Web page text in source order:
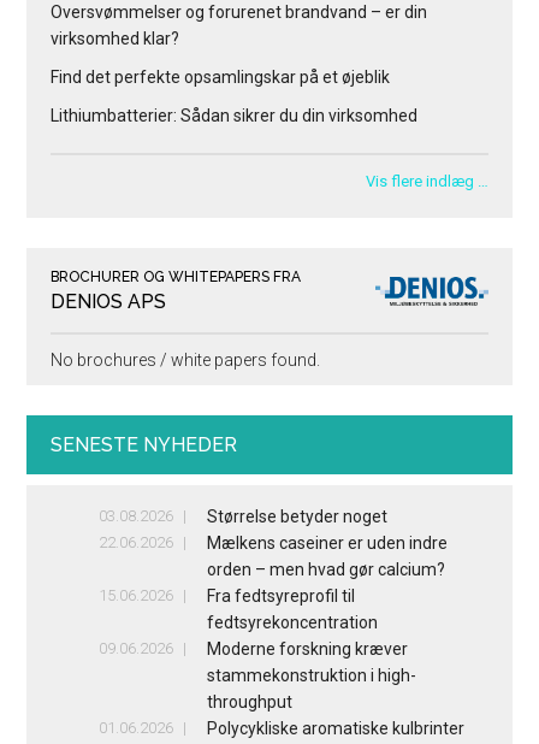
Oversvømmelser og forurenet brandvand – er din
virksomhed klar?
Find det perfekte opsamlingskar på et øjeblik
Lithiumbatterier: Sådan sikrer du din virksomhed
Vis flere indlæg …
BROCHURER OG WHITEPAPERS FRA
DENIOS APS
No brochures / white papers found.
SENESTE NYHEDER
03.08.2026 Størrelse betyder noget
22.06.2026
Mælkens caseiner er uden indre
orden – men hvad gør calcium?
15.06.2026
Fra fedtsyreprofil til
fedtsyrekoncentration
09.06.2026
Moderne forskning kræver
stammekonstruktion i high-
throughput
01.06.2026
Polycykliske aromatiske kulbrinter